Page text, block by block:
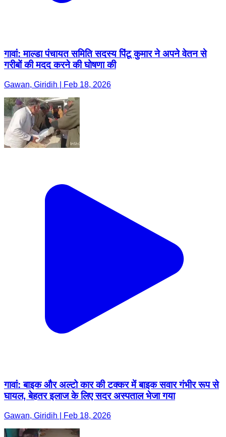
गावां: माल्डा पंचायत समिति सदस्य पिंटू कुमार ने अपने वेतन से
गरीबों की मदद करने की घोषणा की
Gawan, Giridih | Feb 18, 2026
गावां: बाइक और अल्टो कार की टक्कर में बाइक सवार गंभीर रूप से
घायल, बेहतर इलाज के लिए सदर अस्पताल भेजा गया
Gawan, Giridih | Feb 18, 2026